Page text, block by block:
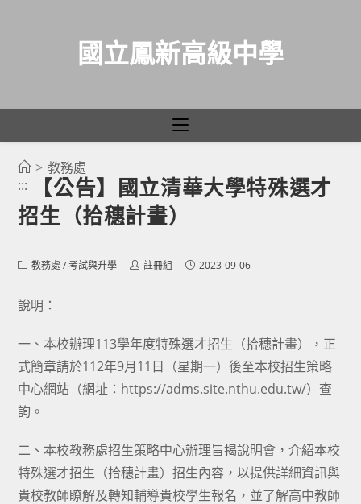
國立鳳新高級中學
> 教務處
:::
【公告】國立清華大學特殊選才
招生（拾穗計畫）
Post教務處 / 考試與升學
Post註冊組
Post2023-09-06
說明：
一、本校辦理113學年度特殊選才招生（拾穗計畫），正
式簡章請於112年9月11日（星期一）後至本校招生策略
中心網站（網址：https://adms.site.nthu.edu.tw/）查
詢。
二、本校教務處招生策略中心辦理旨揭說明會，介紹本校
特殊選才招生（拾穗計畫）招生內容，以提供詳細資訊與
貴校教師瞭解及轉知輔導貴校學生報名，並了解高中教師